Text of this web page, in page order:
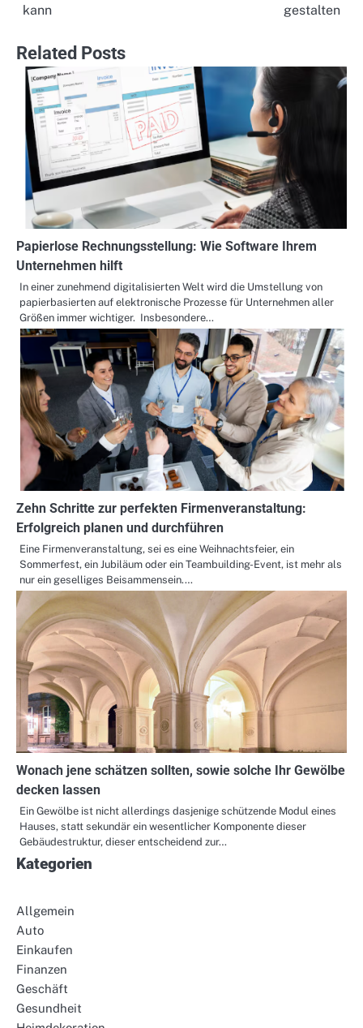
kann
gestalten
Related Posts
Papierlose Rechnungsstellung: Wie Software Ihrem
Unternehmen hilft
In einer zunehmend digitalisierten Welt wird die Umstellung von
papierbasierten auf elektronische Prozesse für Unternehmen aller
Größen immer wichtiger. Insbesondere…
Zehn Schritte zur perfekten Firmenveranstaltung:
Erfolgreich planen und durchführen
Eine Firmenveranstaltung, sei es eine Weihnachtsfeier, ein
Sommerfest, ein Jubiläum oder ein Teambuilding-Event, ist mehr als
nur ein geselliges Beisammensein.…
Wonach jene schätzen sollten, sowie solche Ihr Gewölbe
decken lassen
Ein Gewölbe ist nicht allerdings dasjenige schützende Modul eines
Hauses, statt sekundär ein wesentlicher Komponente dieser
Gebäudestruktur, dieser entscheidend zur…
Kategorien
Allgemein
Auto
Einkaufen
Finanzen
Geschäft
Gesundheit